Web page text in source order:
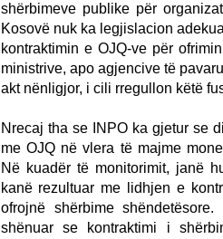
shërbimeve publike për
Kosovë nuk ka legjislacion
kontraktimin e OJQ-ve për
ministrive, apo agjencive të
akt nënligjor, i cili rregullon këtë
Nrecaj tha se INPO ka gjetur se
me OJQ në vlera të majme
Në kuadër të monitorimit, janë
kanë rezultuar me lidhjen e
ofrojnë shërbime
shënuar se kontraktimi i